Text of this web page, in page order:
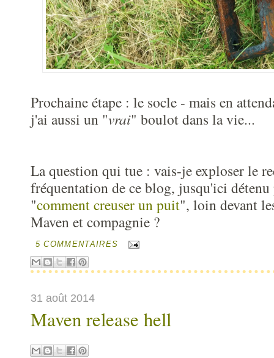
Prochaine étape : le socle - mais en
j'ai aussi un "vrai" boulot dans la vie...
La question qui tue : vais-je exploser le
fréquentation de ce blog, jusqu'ici
"comment creuser un puit", loin devant
Maven et compagnie ?
5 COMMENTAIRES
31 août 2014
Maven release hell